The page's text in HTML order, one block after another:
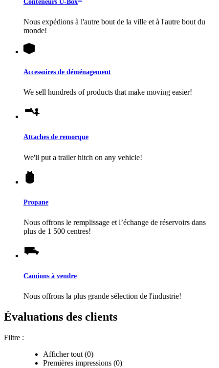
Conteneurs U-Box
Nous expédions à l'autre bout de la ville et à l'autre bout du
monde!
Accessoires de déménagement
We sell hundreds of products that make moving easier!
Attaches de remorque
We'll put a trailer hitch on any vehicle!
Propane
Nous offrons le remplissage et l’échange de réservoirs dans
plus de 1 500 centres!
Camions à vendre
Nous offrons la plus grande sélection de l'industrie!
Évaluations des clients
Filtre :
Afficher tout (0)
Premières impressions (0)